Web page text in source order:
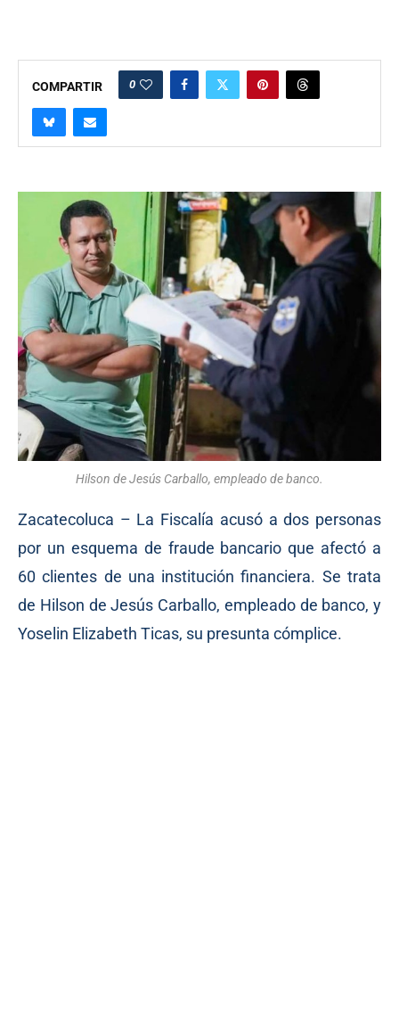
COMPARTIR 0
Hilson de Jesús Carballo, empleado de banco.
Zacatecoluca – La Fiscalía acusó a dos personas
por un esquema de fraude bancario que afectó a
60 clientes de una institución financiera. Se trata
de Hilson de Jesús Carballo, empleado de banco, y
Yoselin Elizabeth Ticas, su presunta cómplice.